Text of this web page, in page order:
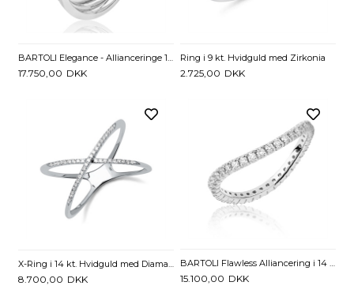
BARTOLI Elegance - Allianceringe 14 kt. Hvidguld - 0,16 ct.
17.750,00 DKK
Ring i 9 kt. Hvidguld med Zirkonia
2.725,00 DKK
8.700,00 DKK
BARTOLI Flawless Alliancering i 14 kt. Hvidguld med Diamanter - 0,41 ct
15.100,00 DKK